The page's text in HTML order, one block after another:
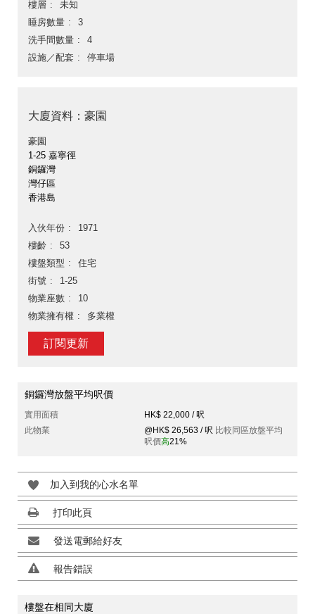
樓層
未知
睡房數量
3
洗手間數量
4
設施／配套
停車場
大廈資料：豪園
豪園
1-25 嘉寧徑
銅鑼灣
灣仔區
香港島
入伙年份
1971
樓齡
53
樓盤類型
住宅
街號
1-25
物業座數
10
物業擁有權
多業權
訂閱更新
銅鑼灣放盤平均呎價
實用面積
HK$ 22,000 / 呎
此物業
@HK$ 26,563 / 呎 比較同區放盤平均
呎價高21%
加入到我的心水名單
打印此頁
發送電郵給好友
報告錯誤
樓盤在相同大廈